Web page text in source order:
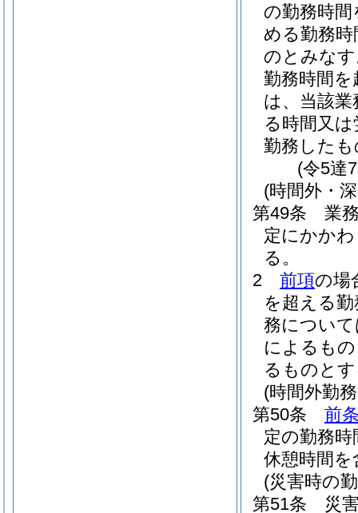
の勤務時
める勤務時
のとみな
勤務時間
は、当該
る時間又
勤務した
(令5達
(時間外・
第49条
業
定にかか
る。
2
前項の場
を超える
務につい
によるも
るものと
(時間外勤
第50条
前
定の勤務
休憩時間
(災害時の
第51条
災